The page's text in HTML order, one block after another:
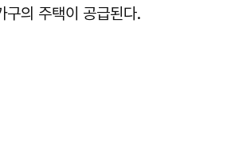
의 주택이 공급된다.